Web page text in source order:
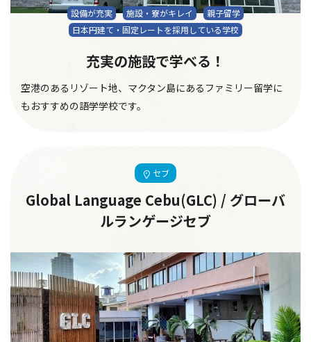
設備が充実 施設・寮がキレイ
親子留学
日本円建て・固定レートを採用している学校
充実の施設で学べる！
空港のあるリゾート地、マクタン島にあるファミリー留学に
もおすすめの語学学校です。
セブ
Global Language Cebu(GLC) / グローバ
ルランゲージセブ